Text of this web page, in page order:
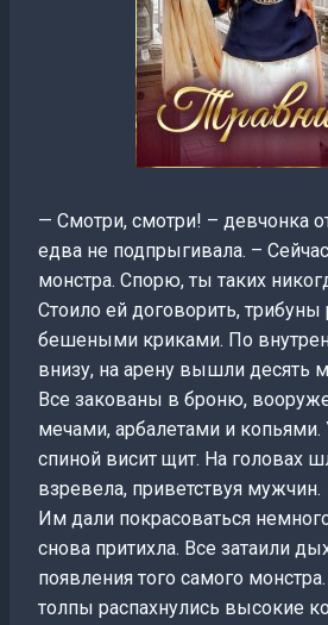
— Смотри, смотри! – девчонка
едва не подпрыгивала. –
монстра. Спорю, ты таких
Стоило ей договорить, трибуны
бешеными криками. По
внизу, на арену вышли десять
Все закованы в броню,
мечами, арбалетами и копьями.
спиной висит щит. На головах
взревела, приветствуя мужчин.
Им дали покрасоваться
снова притихла. Все затаили
появления того самого
толпы распахнулись высокие